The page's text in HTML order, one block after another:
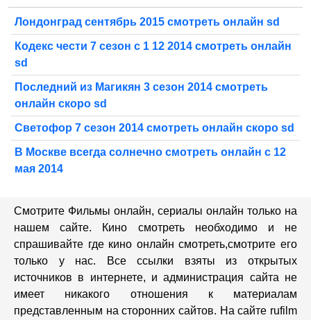
Лондонград сентябрь 2015 смотреть онлайн sd
Кодекс чести 7 сезон с 1 12 2014 смотреть онлайн
sd
Последний из Магикян 3 сезон 2014 смотреть
онлайн скоро sd
Светофор 7 сезон 2014 смотреть онлайн скоро sd
В Москве всегда солнечно смотреть онлайн с 12
мая 2014
Смотрите Фильмы онлайн, сериалы онлайн только на
нашем сайте. Кино смотреть необходимо и не
спрашивайте где кино онлайн смотреть,cмотрите его
только у нас. Все ссылки взяты из открытых
источников в интернете, и администрация сайта не
имеет никакого отношения к материалам
представленным на сторонних сайтов. На сайте rufilm